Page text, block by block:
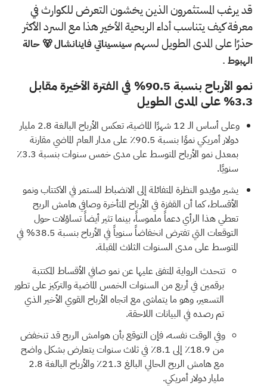
قد يرغب المستثمرون الذين يخشون التعرض للكوارث في
معرفة كيف يتناسب أداء الربحية الأخير هذا مع السرد الأكثر
حذرًا على المدى الطويل لسهم سينسيناتي فاينانشال 🐻 حالة
الهبوط.
نمو الأرباح بنسبة 90.5% في الفترة الأخيرة مقابل
3.3% على المدى الطويل
وعلى أساس الـ 12 شهرًا الماضية، تعكس الأرباح البالغة 2.8 مليار
دولار أمريكي نموًا بنسبة 90.5٪ على مدار العام الماضي مقارنة
بمعدل نمو الأرباح المتوسط على مدى خمس سنوات بنسبة 3.3٪
سنويًا.
يشير مؤيدو النظرة المتفائلة إلى الانضباط المستمر في الاكتتاب ونمو
الأقساط، كما أن القفزة في الأرباح المتأخرة وصافي هامش الربح
تعطي هذا الرأي دعماً ملموساً، بينما تثير أيضاً تساؤلات حول
التوقعات التي تفترض انخفاضاً سنوياً في الأرباح بنسبة 38.5% في
المتوسط على مدى السنوات الثلاث المقبلة.
تتحدث الرواية المتفق عليها عن نمو صافي الأقساط المكتتبة
برقمين في أربع من السنوات الخمس الماضية والتركيز على تطور
التسعير، وهو ما يتماشى مع اتجاه الأرباح القوي الأخير الذي
تم رصده في البيانات اللاحقة.
وفي الوقت نفسه، فإن التوقع بأن هوامش الربح قد تنخفض
من 18.9٪ إلى 8.1٪ في ثلاث سنوات يتعارض بشكل واضح
مع هامش الربح الحالي البالغ 21.3٪ والأرباح البالغة 2.8
مليار دولار أمريكي.